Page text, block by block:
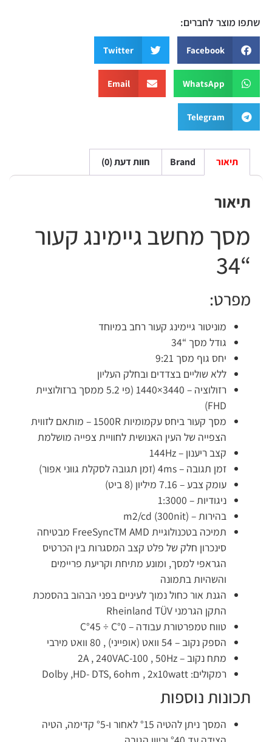
מוצר לחברים:
Facebook
Twitter
WhatsApp
Email
Telegram
Brand חוות דעת (0)
מחשב גיימינג קעור
מוניטור גיימינג קעור רחב במיוחד
גודל מסך “34
יחס גוף מסך 9:21
ללא שוליים בצדדים ובחלק העליון
רזולוציה – 3440×1440 (פי 5.2 ממסך ברזולוציית
מסך קעור ביחס עקמומיות 1500R – מותאם לזווית
הצפייה של העין האנושית לחוויית צפייה מושלמת
קצב ריענון – 144Hz
זמן תגובה – 4ms (זמן תגובה לסקלת גווני אפור)
עומק צבע – 7.16 מיליון (8 ביט)
ניגודיות – 1:3000
בהירות – (m2/cd (300nit
תמיכה בטכנולוגיית FreeSyncTM AMD מבטיחה
סינכרון חלק של פלט קצב המסגרות בין הכרטיס
הגראפי למסך, ומונע מתיחת וקריעת פריימים
והשהיות בתמונה
הגנת אור כחול נמוך לעיניים בפני הבהוב בהסמכת
התקן הגרמני Rheinland TÜV
טווח טמפרטורת עבודה – C°45 ÷ C°0
הספק נקוב – 54 וואט (אופייני) , 80 וואט מירבי
מתח נקוב – 2A , 240VAC-100 , 50Hz
רמקולים: Dolby ,HD- DTS, 6ohm , 2x10watt
נוספות
המסך ניתן להטיה °15 לאחור ו-°5 קדימה, הטיה